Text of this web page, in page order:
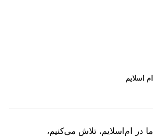
ام اسلایم
ما در ام‌اسلایم، تلاش می‌کنیم،